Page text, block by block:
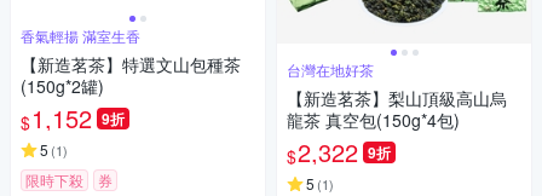
香氣輕揚 滿室生香
【新造茗茶】特選文山包種茶
(150g*2罐)
$1,152 9折
5 (1)
限時下殺 券
台灣在地好茶
【新造茗茶】梨山頂級高山烏
龍茶 真空包(150g*4包)
$2,322 9折
5 (1)